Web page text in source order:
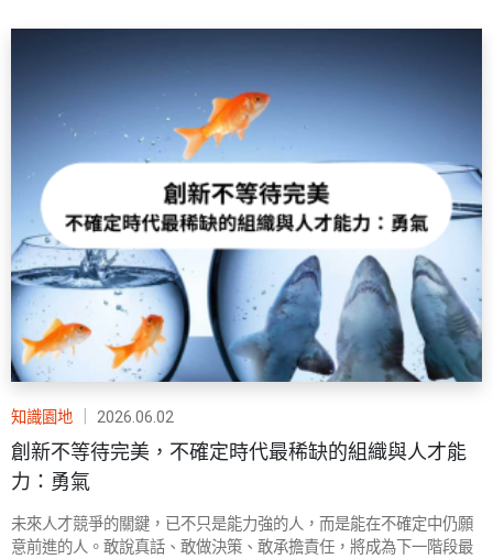
知識園地 2026.06.02
創新不等待完美，不確定時代最稀缺的組織與人才能
力：勇氣
未來人才競爭的關鍵，已不只是能力強的人，而是能在不確定中仍願
意前進的人。敢說真話、敢做決策、敢承擔責任，將成為下一階段最